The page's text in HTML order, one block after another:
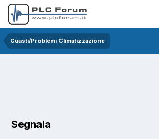
Guasti/Problemi Climatizzazione
Segnala